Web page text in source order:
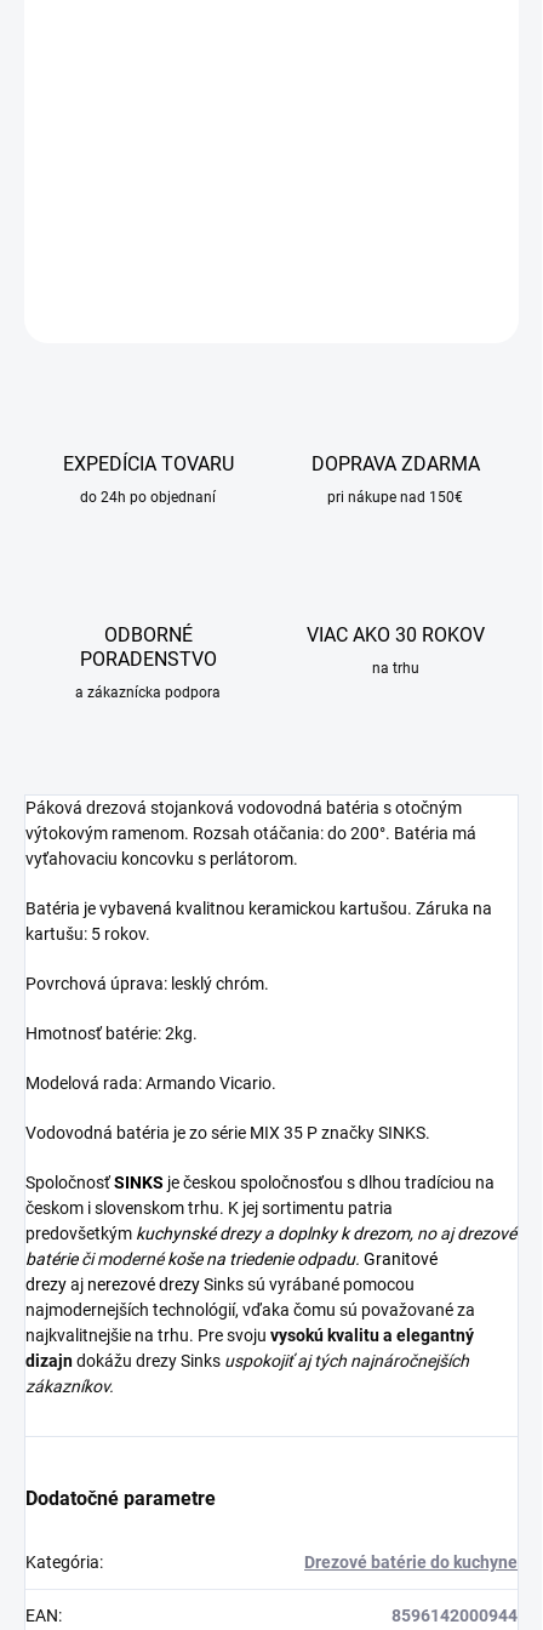
EXPEDÍCIA TOVARU
do 24h po objednaní
DOPRAVA ZDARMA
pri nákupe nad 150€
ODBORNÉ
PORADENSTVO
a zákaznícka podpora
VIAC AKO 30 ROKOV
na trhu
Páková drezová stojanková vodovodná batéria s otočným
výtokovým ramenom. Rozsah otáčania: do 200°. Batéria má
vyťahovaciu koncovku s perlátorom.
Batéria je vybavená kvalitnou keramickou kartušou. Záruka na
kartušu: 5 rokov.
Povrchová úprava: lesklý chróm.
Hmotnosť batérie: 2kg.
Modelová rada: Armando Vicario.
Vodovodná batéria je zo série MIX 35 P značky SINKS.
SpoločnosťSINKS je českou spoločnosťou s dlhou tradíciou na
českom i slovenskom trhu. K jej sortimentu patria
predovšetkým kuchynské drezya doplnky k drezom, no ajdrezové
batérieči modernékoše na triedenie odpadu. Granitové
drezyaj nerezové drezySinks sú vyrábané pomocou
najmodernejších technológií, vďaka čomu sú považované za
najkvalitnejšie na trhu. Pre svoju vysokú kvalitu a elegantný
dizajndokážu drezy Sinks uspokojiť aj tých najnáročnejších
zákazníkov.
Dodatočné parametre
Kategória: Drezové batérie do kuchyne
EAN: 8596142000944